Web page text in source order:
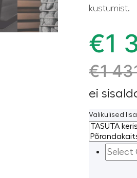
kustumist.
€1
€1
ei
Valikulised